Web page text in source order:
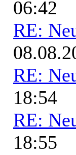
06:42
RE:
RE:
18:54
RE:
18:55